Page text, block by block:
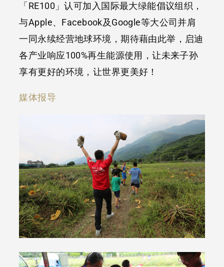
「RE100」认可加入国际最大绿能倡议组织，
与Apple、Facebook及Google等大公司并肩
一同永续经营地球环境，期待藉由此举，启迪
各产业响应100%再生能源使用，让未来子孙
享有更好的环境，让世界更美好！
媒体报导